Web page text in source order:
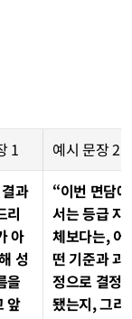
1
예시 문장 2
과
리
아
성
을
앞
“이번 면담에
서는 등급 자
체보다는, 어
떤 기준과 과
정으로 결정
됐는지, 그리